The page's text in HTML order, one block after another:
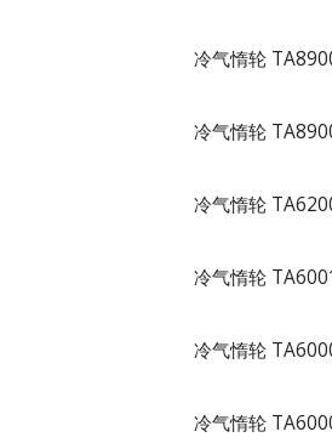
冷气惰轮
冷气惰轮
冷气惰轮
冷气惰轮
冷气惰轮
冷气惰轮